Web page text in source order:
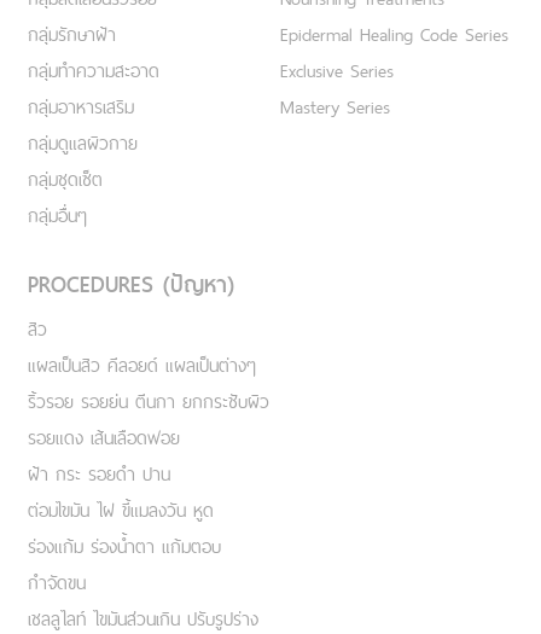
กลุ่มรักษาฝ้า
กลุ่มทำความสะอาด
กลุ่มอาหารเสริม
กลุ่มดูแลผิวกาย
กลุ่มชุดเซ็ต
กลุ่มอื่นๆ
Epidermal Healing Code Series
Exclusive Series
Mastery Series
PROCEDURES (ปัญหา)
สิว
แผลเป็นสิว คีลอยด์ แผลเป็นต่างๆ
ริ้วรอย รอยย่น ตีนกา ยกกระชับผิว
รอยแดง เส้นเลือดฟอย
ฝ้า กระ รอยดำ ปาน
ต่อมไขมัน ไฝ ขี้แมลงวัน หูด
ร่องแก้ม ร่องน้ำตา แก้มตอบ
กำจัดขน
เชลลูไลท์ ไขมันส่วนเกิน ปรับรูปร่าง